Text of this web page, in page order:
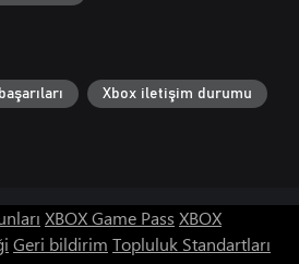
Xbox iletişim durumu
XBOX Game Pass XBOX
Geri bildirim Topluluk Standartları